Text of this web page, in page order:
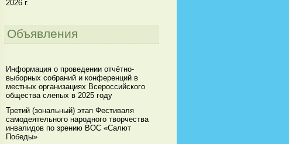
2026 г.
Объявления
Информация о проведении отчётно-
выборных собраний и конференций в
местных организациях Всероссийского
общества слепых в 2025 году
Третий (зональный) этап Фестиваля
самодеятельного народного творчества
инвалидов по зрению ВОС «Салют
Победы»